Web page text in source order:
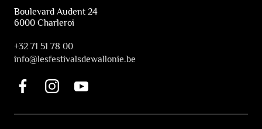
Boulevard Audent 24
6000 Charleroi
+32 71 51 78 00
info@lesfestivalsdewallonie.be